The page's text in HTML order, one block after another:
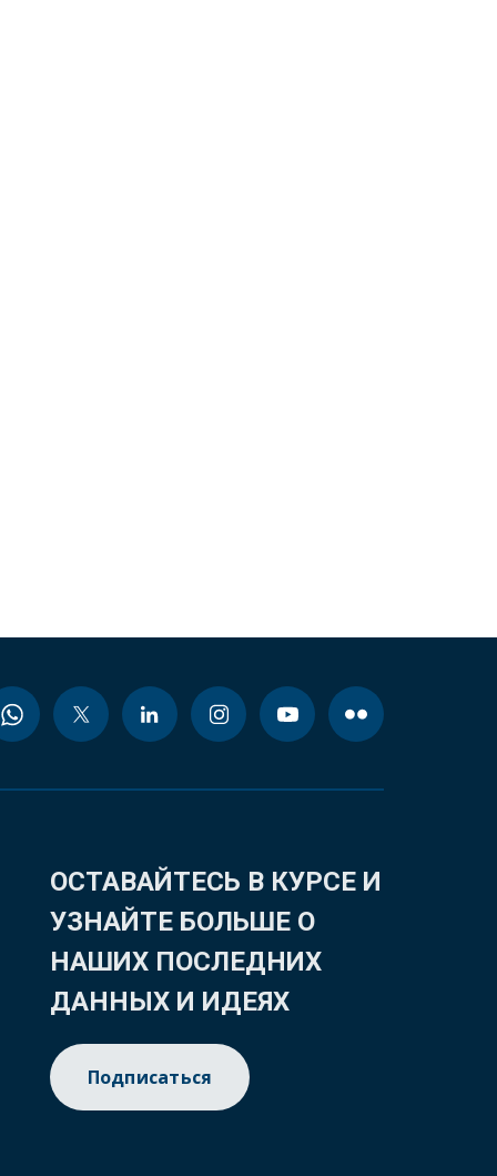
ОСТАВАЙТЕСЬ В КУРСЕ И
УЗНАЙТЕ БОЛЬШЕ О
НАШИХ ПОСЛЕДНИХ
ДАННЫХ И ИДЕЯХ
Подписаться